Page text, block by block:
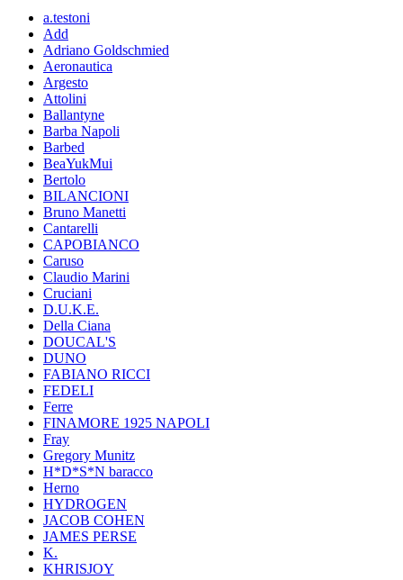
a.testoni
Add
Adriano Goldschmied
Aeronautica
Argesto
Attolini
Ballantyne
Barba Napoli
Barbed
BeaYukMui
Bertolo
BILANCIONI
Bruno Manetti
Cantarelli
CAPOBIANCO
Caruso
Claudio Marini
Cruciani
D.U.K.E.
Della Ciana
DOUCAL'S
DUNO
FABIANO RICCI
FEDELI
Ferre
FINAMORE 1925 NAPOLI
Fray
Gregory Munitz
H*D*S*N baracco
Herno
HYDROGEN
JACOB COHEN
JAMES PERSE
K.
KHRISJOY